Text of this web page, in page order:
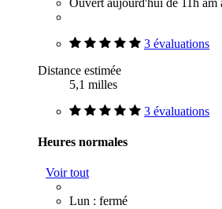
3 évaluations
Distance estimée
5,1 milles
3 évaluations
Heures normales
Voir tout
Lun : fermé